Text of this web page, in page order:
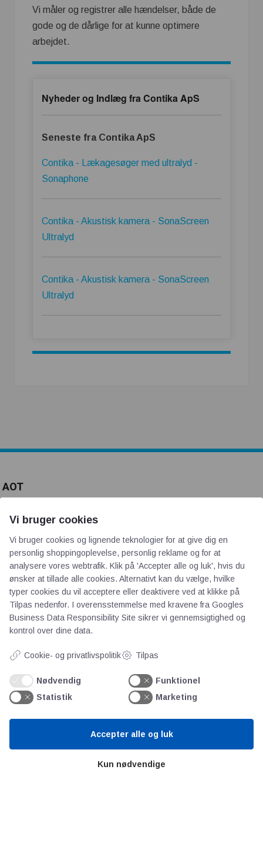
Vi måler og registrer alle hændelser, både de
gode og de dårlige for at kunne optimere
arbejdet.
Nyheder og Indlæg fra Contika ApS
Seneste fra Contika ApS
Contika - Lækagesøger med ultralyd -
Sonaphone
Contika - Akustisk kamera - SonaScreen
Ultralyd
Contika - Akustisk kamera - SonaScreen
Ultralyd
AOT
Om os
Priser
Kontakt
Persondata
Videncentre
Teknologisk Institut
Bitva
Litteratur
Forkortelser
Vi bruger cookies
Vi bruger cookies og lignende teknologier for at give dig en
personlig shoppingoplevelse, personlig reklame og for at
analysere vores webtrafik. Klik på 'Accepter alle og luk', hvis du
ønsker at tillade alle cookies. Alternativt kan du vælge, hvilke
typer cookies du vil acceptere eller deaktivere ved at klikke på
Tilpas nedenfor. I overensstemmelse med kravene fra Googles
Business Data Responsibility Site sikrer vi gennemsigtighed og
kontrol over dine data.
Cookie- og privatlivspolitik Tilpas
Nødvendig
Funktionel
Statistik
Marketing
Kun nødvendige
Accepter alle og luk